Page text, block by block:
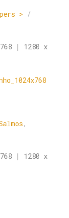
> /
| 1280 x
,
| 1280 x